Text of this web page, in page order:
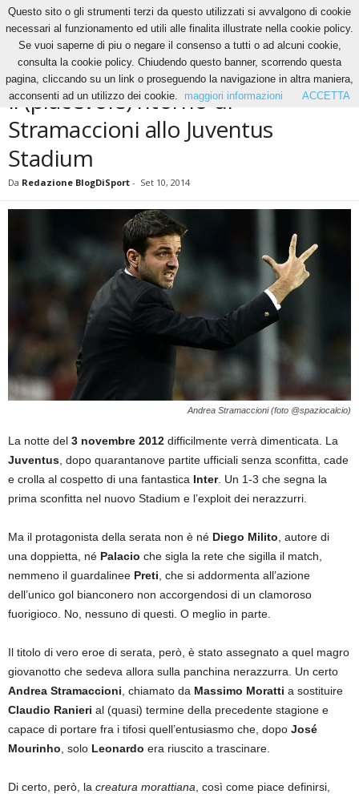
News Il (piacevole) ritorno di Stramaccioni allo Juventus Stadium
NEWS
Il (piacevole) ritorno di
Stramaccioni allo Juventus
Stadium
Da Redazione BlogDiSport - Set 10, 2014
Andrea Stramaccioni (foto @spaziocalcio)
La notte del 3 novembre 2012 difficilmente verrà dimenticata. La
Juventus , dopo quarantanove partite ufficiali senza sconfitta, cade
e crolla al cospetto di una fantastica Inter. Un 1-3 che segna la
prima sconfitta nel nuovo Stadium e l’exploit dei nerazzurri.
Ma il protagonista della serata non è né Diego Milito , autore di
una doppietta, né Palacio che sigla la rete che sigilla il match,
nemmeno il guardalinee Preti , che si addormenta all’azione
dell’unico gol bianconero non accorgendosi di un clamoroso
fuorigioco. No, nessuno di questi. O meglio in parte.
Il titolo di vero eroe di serata, però, è stato assegnato a quel magro
giovanotto che sedeva allora sulla panchina nerazzurra. Un certo
Andrea Stramaccioni , chiamato da Massimo Moratti a sostituire
Claudio Ranieri al (quasi) termine della precedente stagione e
capace di portare fra i tifosi quell’entusiasmo che, dopo José
Mourinho , solo Leonardo era riuscito a trascinare.
Di certo, però, la creatura morattiana , così come piace definirsi,
Questo sito o gli strumenti terzi da questo utilizzati si avvalgono di cookie
necessari al funzionamento ed utili alle finalita illustrate nella cookie policy.
Se vuoi saperne di piu o negare il consenso a tutti o ad alcuni cookie,
consulta la cookie policy. Chiudendo questo banner, scorrendo questa
pagina, cliccando su un link o proseguendo la navigazione in altra maniera,
acconsenti ad un utilizzo dei cookie.
maggiori informazioni ACCETTA